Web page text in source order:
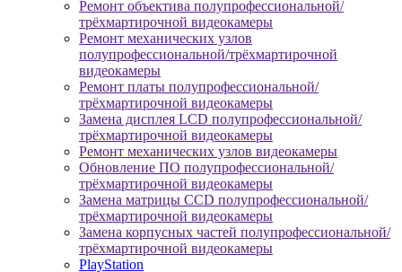
Ремонт объектива полупрофессиональной/
трёхмартирочной видеокамеры
Ремонт механических узлов
полупрофессиональной/трёхмартирочной
видеокамеры
Ремонт платы полупрофессиональной/
трёхмартирочной видеокамеры
Замена дисплея LCD полупрофессиональной/
трёхмартирочной видеокамеры
Ремонт механических узлов видеокамеры
Обновление ПО полупрофессиональной/
трёхмартирочной видеокамеры
Замена матрицы CCD полупрофессиональной/
трёхмартирочной видеокамеры
Замена корпусных частей полупрофессиональной/
трёхмартирочной видеокамеры
PlayStation